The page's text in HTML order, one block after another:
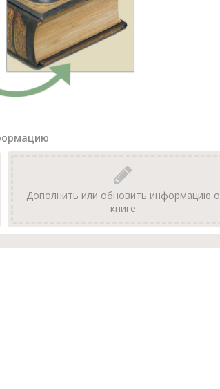
Дополнить или обновить информацию о
книге